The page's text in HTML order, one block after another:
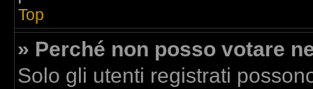
Top
» Perché non posso votare
Solo gli utenti registrati